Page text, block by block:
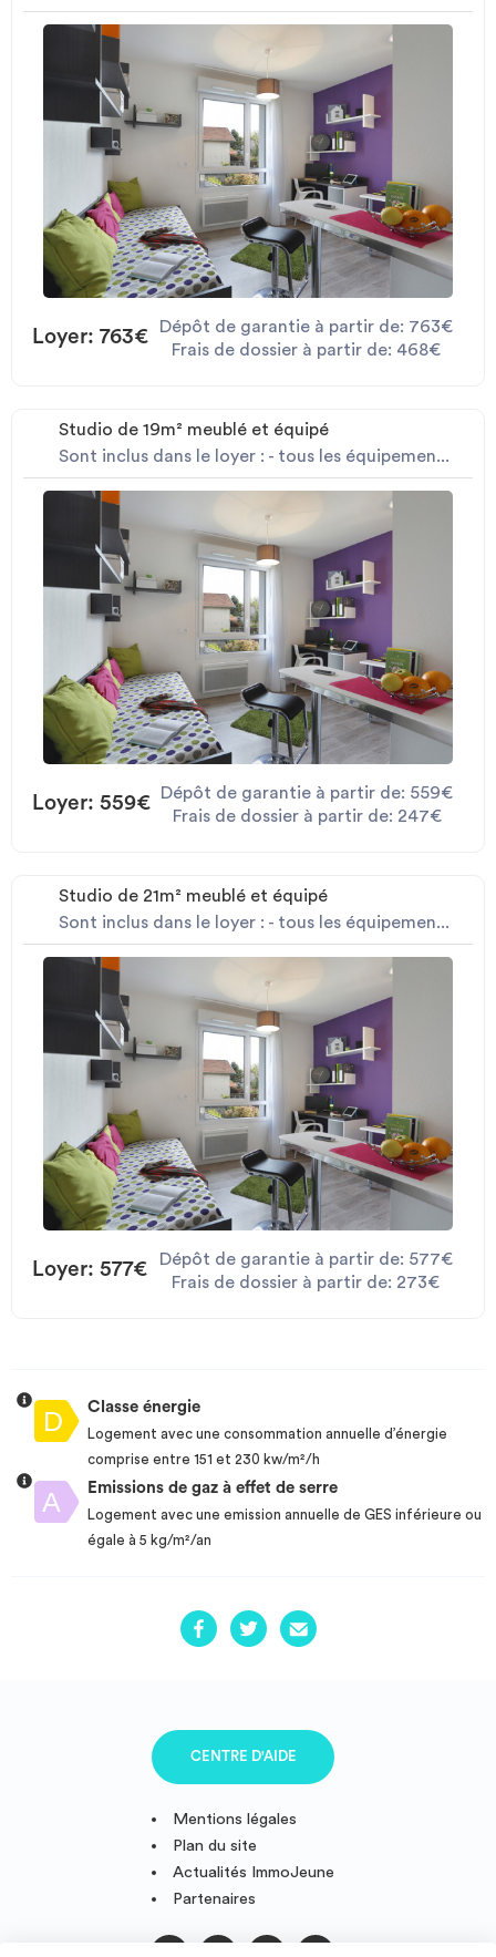
Loyer: 763€
Dépôt de garantie à partir de: 763€
Frais de dossier à partir de: 468€
Studio de 19m² meublé et équipé
Sont inclus dans le loyer : - tous les équipemen...
Loyer: 559€
Dépôt de garantie à partir de: 559€
Frais de dossier à partir de: 247€
Studio de 21m² meublé et équipé
Sont inclus dans le loyer : - tous les équipemen...
Loyer: 577€
Dépôt de garantie à partir de: 577€
Frais de dossier à partir de: 273€
Classe énergie
Logement avec une consommation annuelle d’énergie
comprise entre 151 et 230 kw/m²/h
Emissions de gaz à effet de serre
Logement avec une emission annuelle de GES inférieure ou
égale à 5 kg/m²/an
Mentions légales
Plan du site
Actualités ImmoJeune
Partenaires
CENTRE D'AIDE